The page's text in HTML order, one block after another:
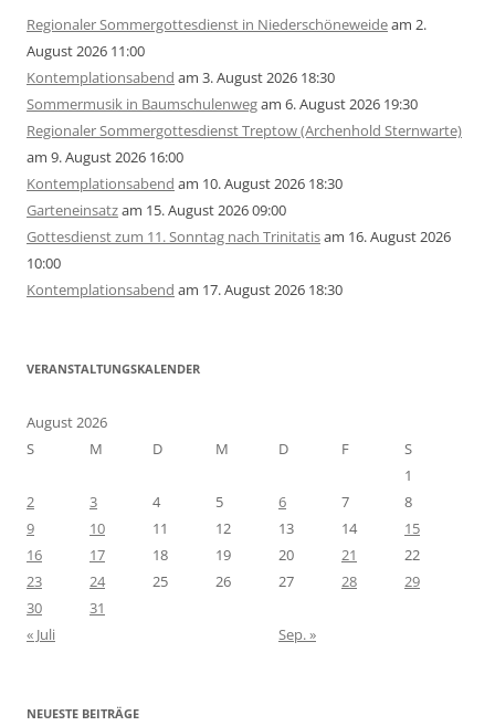
Regionaler Sommergottesdienst in Niederschöneweideam 2.
August 2026 11:00
Kontemplationsabend am 3. August 2026 18:30
Sommermusik in Baumschulenwegam 6. August 2026 19:30
Regionaler Sommergottesdienst Treptow (Archenhold Sternwarte)
am 9. August 2026 16:00
Kontemplationsabend am 10. August 2026 18:30
Garteneinsatzam 15. August 2026 09:00
Gottesdienst zum 11. Sonntag nach Trinitatisam 16. August 2026
10:00
Kontemplationsabend am 17. August 2026 18:30
VERANSTALTUNGSKALENDER
August 2026
S
M D M D F
S
1
2
3 4 5 6 7
8
9
10 11 12 13 14
15
16
17 18 19 20 21
22
23
24 25 26 27 28
29
30
31
« Juli
Sep. »
NEUESTE BEITRÄGE